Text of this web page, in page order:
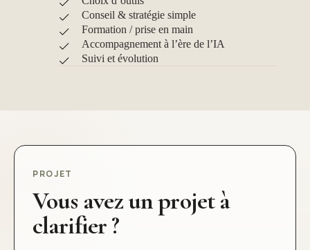
Conseil & stratégie simple
Formation / prise en main
Accompagnement à l’ère de l’IA
Suivi et évolution
PROJET
Vous avez un projet à
clarifier ?